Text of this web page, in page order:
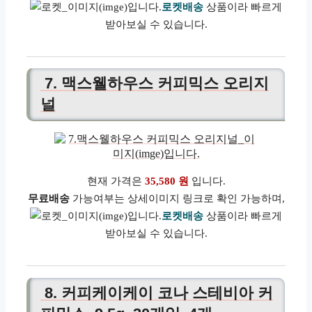
로켓배송 상품이라 빠르게
받아보실 수 있습니다.
7. 맥스웰하우스 커피믹스 오리지
널
현재 가격은 35,580 원 입니다.
무료배송가능여부는 상세이미지 링크로 확인 가능하며,
로켓배송 상품이라 빠르게
받아보실 수 있습니다.
8. 커피케이케이 코나 스테비아 커